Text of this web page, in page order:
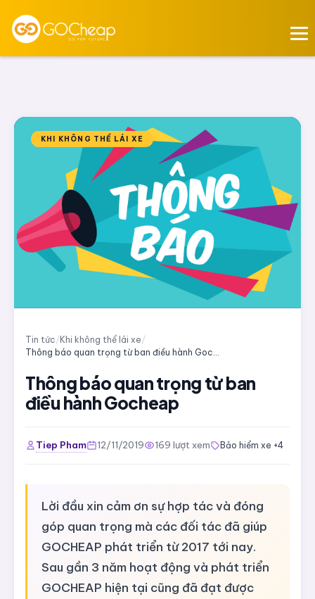
KHI KHÔNG THỂ LÁI XE
Tin tức / Khi không thể lái xe /
Thông báo quan trọng từ ban
điều hành Gocheap
Tiep Pham 12/11/2019 169 lượt xem Bảo hiểm xe +4
Lời đầu xin cảm ơn sự hợp tác và đóng
góp quan trọng mà các đối tác đã giúp
GOCHEAP phát triển từ 2017 tới nay.
Sau gần 3 năm hoạt động và phát triển
GOCHEAP hiện tại cũng đã đạt được